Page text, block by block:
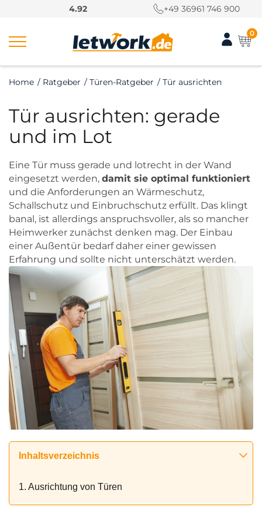
4.92 +49 36961 746 900
0
Home / Ratgeber / Türen-Ratgeber / Tür ausrichten
Tür ausrichten: gerade
und im Lot
Eine Tür muss gerade und lotrecht in der Wand
eingesetzt werden, damit sie optimal funktioniert
und die Anforderungen an Wärmeschutz,
Schallschutz und Einbruchschutz erfüllt. Das klingt
banal, ist allerdings anspruchsvoller, als so mancher
Heimwerker zunächst denken mag. Der Einbau
einer Außentür bedarf daher einer gewissen
Erfahrung und sollte nicht unterschätzt werden.
Inhaltsverzeichnis
1. Ausrichtung von Türen